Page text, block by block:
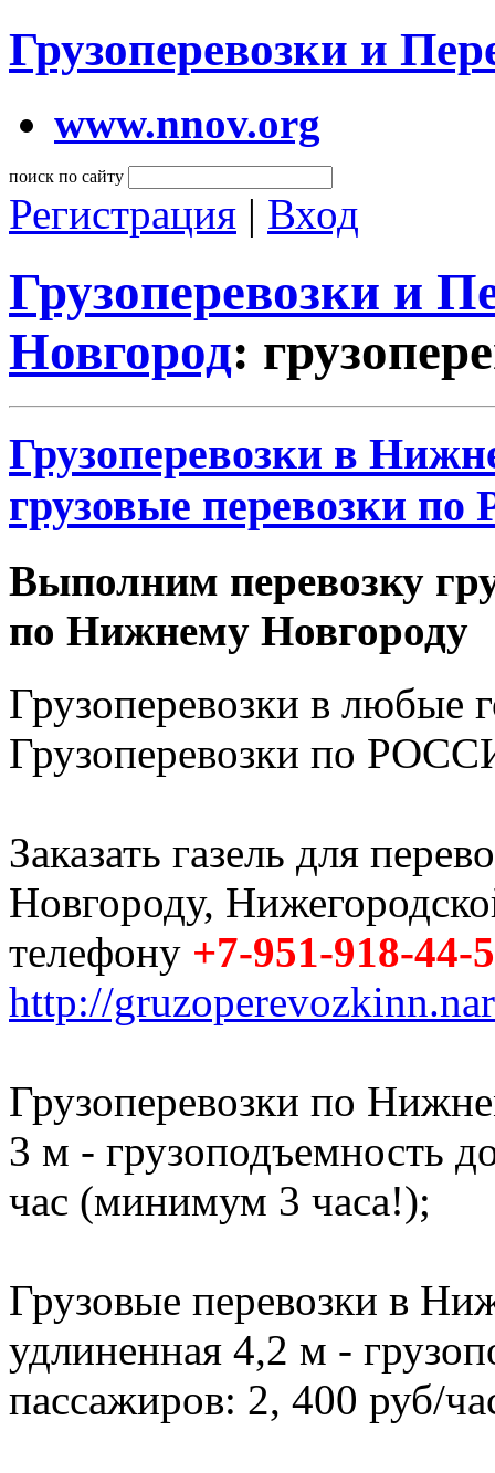
Грузоперевозки и
www.nnov.org
поиск по сайту
Регистрация | Вход
Грузоперевозки и
Новгород:
Грузоперевозки в
грузовые перевозки по
Выполним перевозку
по Нижнему Новгороду
Грузоперевозки в любые
Грузоперевозки по
Заказать газель для
Новгороду,
телефону +7-951-918-44-
http://
Грузоперевозки по
3 м - грузоподъемность
час (минимум 3 часа!);
Грузовые перевозки в
удлиненная 4,2 м -
пассажиров: 2, 400 руб/